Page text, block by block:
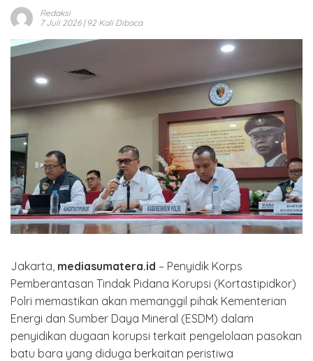
Redaksi
7 Juli 2026| 92 Kali Dibaca
Jakarta, mediasumatera.id – Penyidik Korps
Pemberantasan Tindak Pidana Korupsi (Kortastipidkor)
Polri memastikan akan memanggil pihak Kementerian
Energi dan Sumber Daya Mineral (ESDM) dalam
penyidikan dugaan korupsi terkait pengelolaan pasokan
batu bara yang diduga berkaitan peristiwa